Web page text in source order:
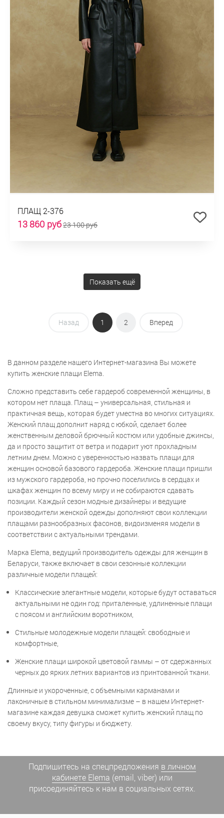
ПЛАЩ 2-376
13 860 руб23 100 руб
Показать ещё
Назад 1 2 Вперед
В данном разделе нашего Интернет-магазина Вы можете
купить женские плащи Elema.
Сложно представить себе гардероб современной женщины, в
котором нет плаща. Плащ – универсальная, стильная и
практичная вещь, которая будет уместна во многих ситуациях.
Женский плащ дополнит наряд с юбкой, сделает более
женственным деловой брючный костюм или удобные джинсы,
да и просто защитит от ветра и подарит уют прохладным
летним днем. Можно с уверенностью назвать плащи для
женщин основой базового гардероба. Женские плащи пришли
из мужского гардероба, но прочно поселились в сердцах и
шкафах женщин по всему миру и не собираются сдавать
позиции. Каждый сезон модные дизайнеры и ведущие
производители женской одежды дополняют свои коллекции
плащами разнообразных фасонов, видоизменяя модели в
соответствии с актуальными трендами.
Марка Elema, ведущий производитель одежды для женщин в
Беларуси, также включает в свои сезонные коллекции
различные модели плащей:
Классические элегантные модели, которые будут оставаться
актуальными не один год: приталенные, удлиненные плащи
с поясом и английским воротником,
Стильные молодежные модели плащей: свободные и
комфортные,
Женские плащи широкой цветовой гаммы – от сдержанных
черных до ярких летних вариантов из принтованной ткани.
Длинные и укороченные, с объемными карманами и
лаконичные в стильном минимализме – в нашем Интернет-
магазине каждая девушка сможет купить женский плащ по
своему вкусу, типу фигуры и бюджету.
Подпишитесь на спецпредложения в личном
кабинете Elema (email, viber) или
присоединяйтесь к нам в социальных сетях.